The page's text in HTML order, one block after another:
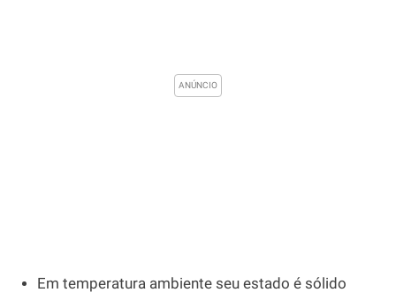
Em temperatura ambiente seu estado é sólido